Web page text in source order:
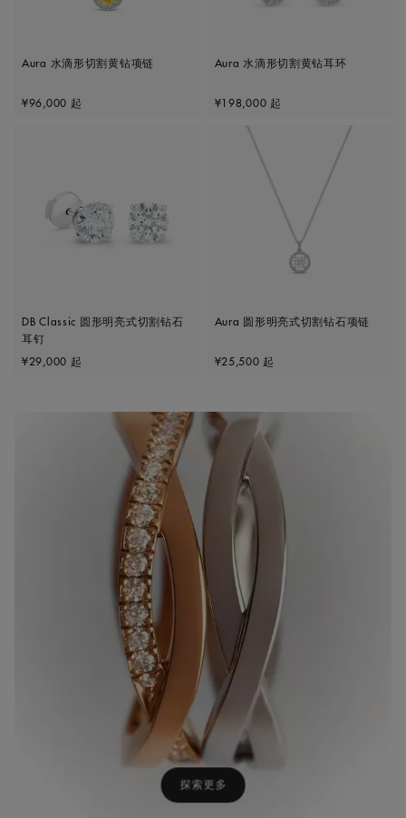
Aura 水滴形切割黄钻项链
Original price
¥96,000 起
Aura 水滴形切割黄钻耳环
Original price
¥198,000 起
DB Classic 圆形明亮式切割钻石
耳钉
Original price
¥29,000 起
Aura 圆形明亮式切割钻石项链
Original price
¥25,500 起
探索更多